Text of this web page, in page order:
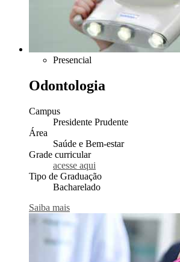
Presencial
Odontologia
Campus
Presidente Prudente
Área
Saúde e Bem-estar
Grade curricular
acesse aqui
Tipo de Graduação
Bacharelado
Saiba mais